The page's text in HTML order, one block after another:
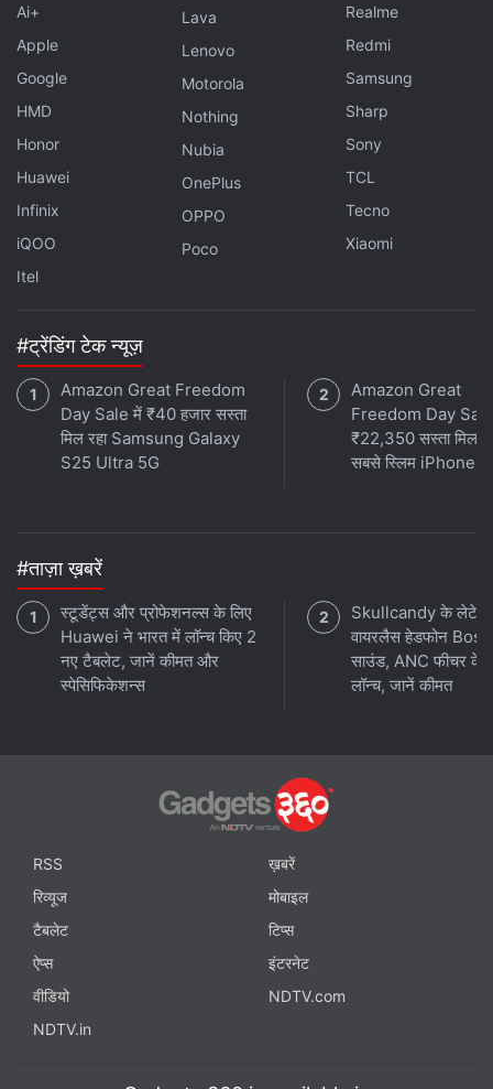
Ai+
Apple
Google
HMD
Honor
Huawei
Infinix
iQOO
Itel
Lava
Lenovo
Motorola
Nothing
Nubia
OnePlus
OPPO
Poco
Realme
Redmi
Samsung
Sharp
Sony
TCL
Tecno
Xiaomi
#ट्रेंडिंग टेक न्यूज़
Amazon Great Freedom
Day Sale में ₹40 हजार सस्ता
मिल रहा Samsung Galaxy
S25 Ultra 5G
Amazon Great
Freedom Day
₹22,350 सस्ता मिल
सबसे स्लिम iPhone
#ताज़ा ख़बरें
स्टूडेंट्स और प्रोफेशनल्स के लिए
Huawei ने भारत में लॉन्च किए 2
नए टैबलेट, जानें कीमत और
स्पेसिफिकेशन्स
Skullcandy के
वायरलैस हेडफोन Bose
साउंड, ANC फीचर के
लॉन्च, जानें कीमत
RSS
ख़बरें
रिव्यूज
मोबाइल
टैबलेट
टिप्स
ऐप्स
इंटरनेट
वीडियो
NDTV.com
NDTV.in